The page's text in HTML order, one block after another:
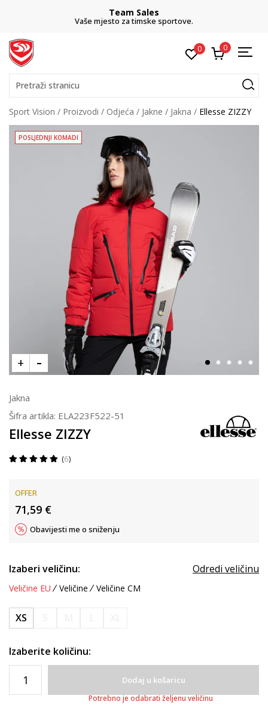
Team Sales
Vaše mjesto za timske sportove.
0 0
Pretraži stranicu
Sport Vision Proizvodi Odjeća Jakne Jakna Ellesse ZIZZY
POSLJEDNJI KOMADI
Jakna
Šifra artikla: ELA223F522-51
Ellesse ZIZZY
6
OFFER
71,59 €
Obavijesti me o sniženju
Izaberi veličinu: Odredi veličinu
Veličine EU Veličine Veličine CM
XS
Izaberite količinu:
Dodaj u košaricu
Potrebno je odabrati željenu veličinu